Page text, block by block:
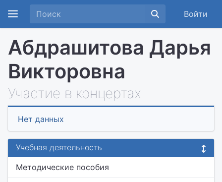
Войти
Абдрашитова Дарья
Викторовна
Участие в концертах
Нет данных
Учебная деятельность
Методические пособия